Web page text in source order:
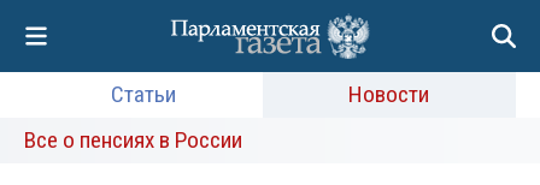
Статьи
Новости
Все о пенсиях в России